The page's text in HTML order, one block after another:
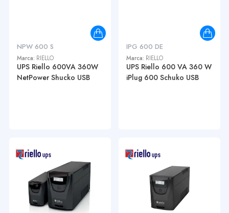
NPW 600 S
Marca: RIELLO
UPS Riello 600VA 360W
NetPower Shucko USB
IPG 600 DE
Marca: RIELLO
UPS Riello 600 VA 360 W
iPlug 600 Schuko USB